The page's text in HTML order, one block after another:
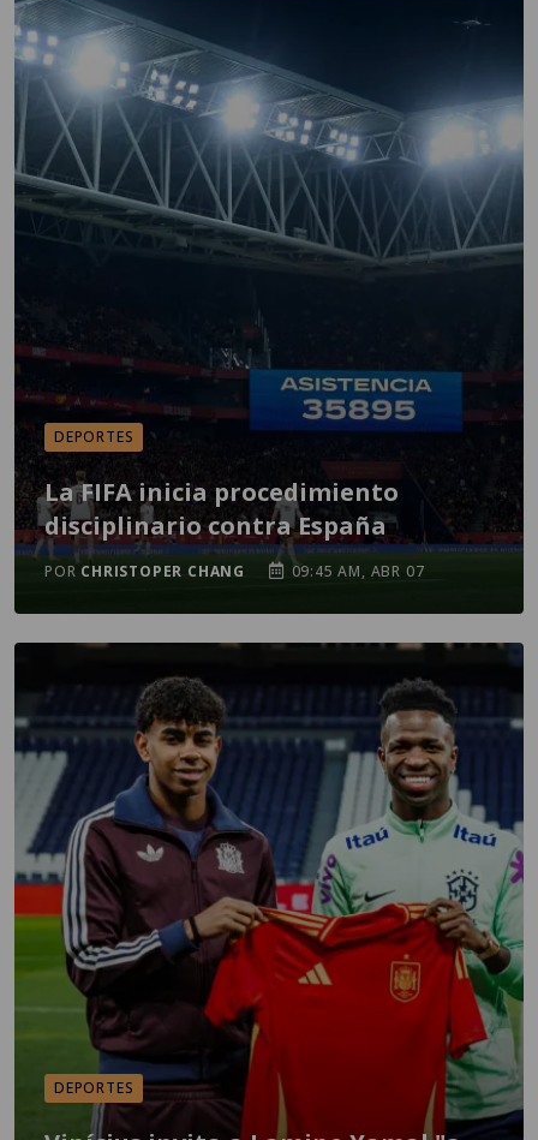
DEPORTES
La FIFA inicia procedimiento
disciplinario contra España
POR CHRISTOPER CHANG 09:45 AM, ABR 07
DEPORTES